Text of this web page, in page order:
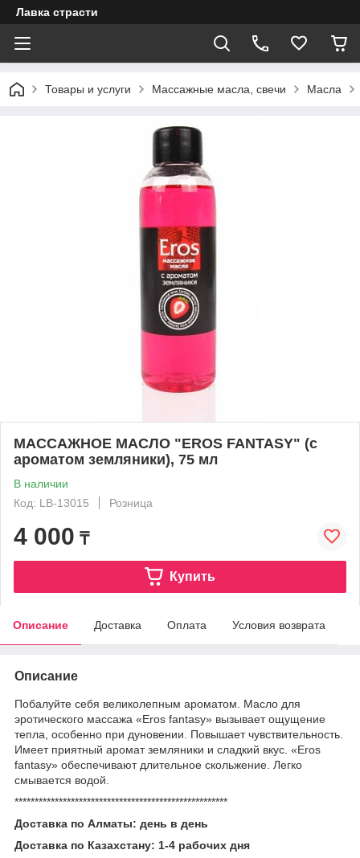
Лавка страсти
Товары и услуги Массажные масла, свечи Масла
МАССАЖНОЕ МАСЛО "EROS FANTASY" (с
ароматом земляники), 75 мл
В наличии
Код: LB-13015
Розница
4 000 ₸
Купить
Описание Доставка Оплата Условия возврата
Описание
Побалуйте себя великолепным ароматом. Масло для
эротического массажа «Eros fantasy» вызывает ощущение
тепла, особенно при дуновении. Повышает чувствительность.
Имеет приятный аромат земляники и сладкий вкус. «Eros
fantasy» обеспечивают длительное скольжение. Легко
смывается водой.
*****************************************************
Доставка по Алматы: день в день
Доставка по Казахстану: 1-4 рабочих дня